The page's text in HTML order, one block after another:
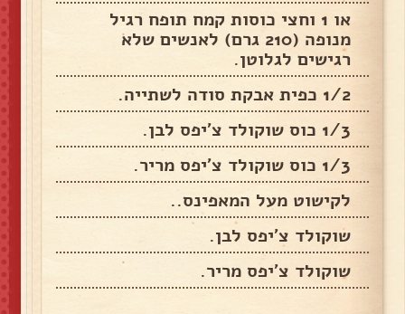
או 1 וחצי כוסות קמח תופח רגיל
מנופה (210 גרם) לאנשים שלא
רגישים לגלוטן.
1/2 כפית אבקת סודה לשתייה.
1/3 כוס שוקולד צ'יפס לבן.
1/3 כוס שוקולד צ'יפס מריר.
לקישוט מעל המאפינס..
שוקולד צ'יפס לבן.
שוקולד צ'יפס מריר.